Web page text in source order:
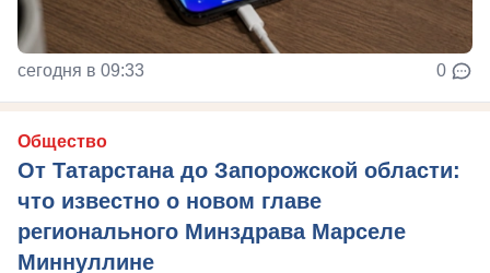
сегодня в 09:33 0
Общество
От Татарстана до Запорожской области:
что известно о новом главе
регионального Минздрава Марселе
Миннуллине